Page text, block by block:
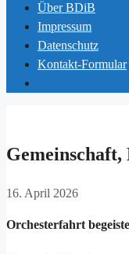
Über BDiB
Impressum
Datenschutz
Kontakt-Formular
16. April 2026
Orchesterfahrt